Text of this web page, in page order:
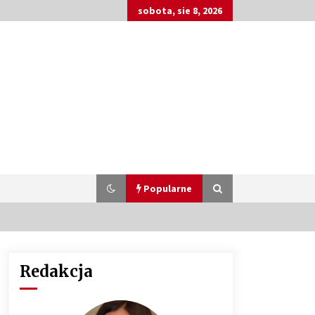
sobota, sie 8, 2026
Popularne
Customizacja wnętrza samochodu:
Jak zamontować radio 2DIN i
4 miesiące ago
Redakcja